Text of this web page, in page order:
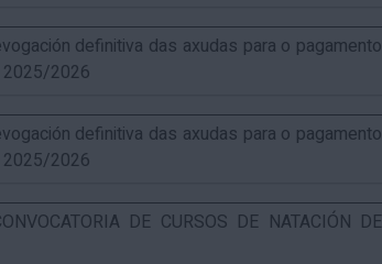
definitiva das axudas para o pagamento
2025/2026
definitiva das axudas para o pagamento
2025/2026
DE CURSOS DE NATACIÓN DE